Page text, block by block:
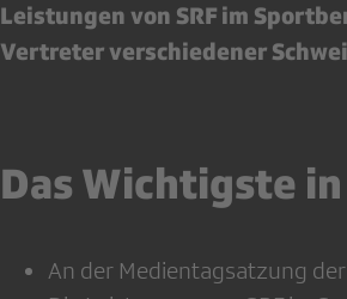
Leistungen von SRF im
Vertreter verschiedener
Das Wichtigste
An der Medientagsatzung